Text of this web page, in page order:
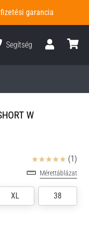
garancia
Segítség
W
Értékelés (1)
Mérettáblázat
XL 38